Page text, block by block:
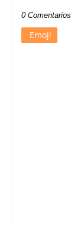
0 Comentarios
Emoji